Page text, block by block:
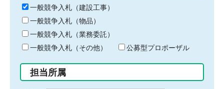
キ
ー
ワ
ー
ド
入
力
一般競争入札（建設工事）
一般競争入札（物品）
一般競争入札（業務委託）
一般競争入札（その他）
公募型プロポーザル
担当所属